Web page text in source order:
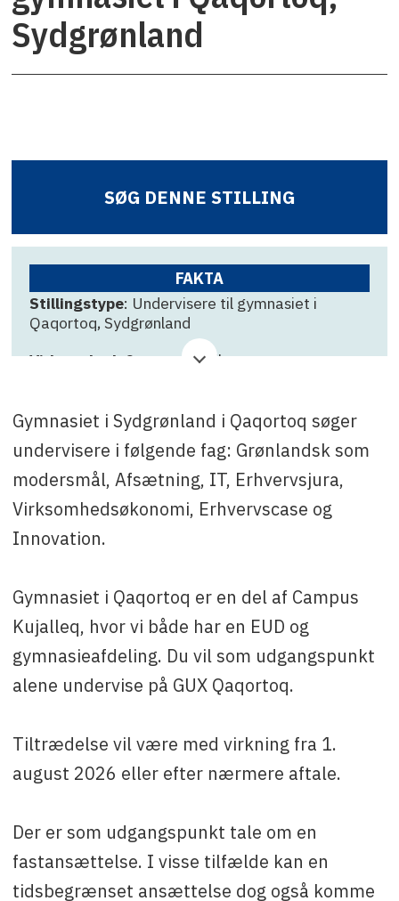
Sydgrønland
SØG DENNE STILLING
FAKTA
Stillingstype: Undervisere til gymnasiet i
Qaqortoq, Sydgrønland
Virksomhed: Campus Kujalleq
: Heidi Rosing på e-
mailhr@cak.gl(mailto:hr@cak.gl) eller via
telefon +299 54 89 64.
Gymnasiet i Sydgrønland i Qaqortoq søger
undervisere i følgende fag: Grønlandsk som
modersmål, Afsætning, IT, Erhvervsjura,
Virksomhedsøkonomi, Erhvervscase og
Innovation.
Gymnasiet i Qaqortoq er en del af Campus
Kujalleq, hvor vi både har en EUD og
gymnasieafdeling. Du vil som udgangspunkt
alene undervise på GUX Qaqortoq.
Tiltrædelse vil være med virkning fra 1.
august 2026 eller efter nærmere aftale.
Der er som udgangspunkt tale om en
fastansættelse. I visse tilfælde kan en
tidsbegrænset ansættelse dog også komme